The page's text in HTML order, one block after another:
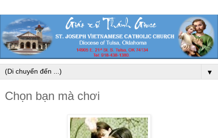
▼
Chọn bạn mà chơi